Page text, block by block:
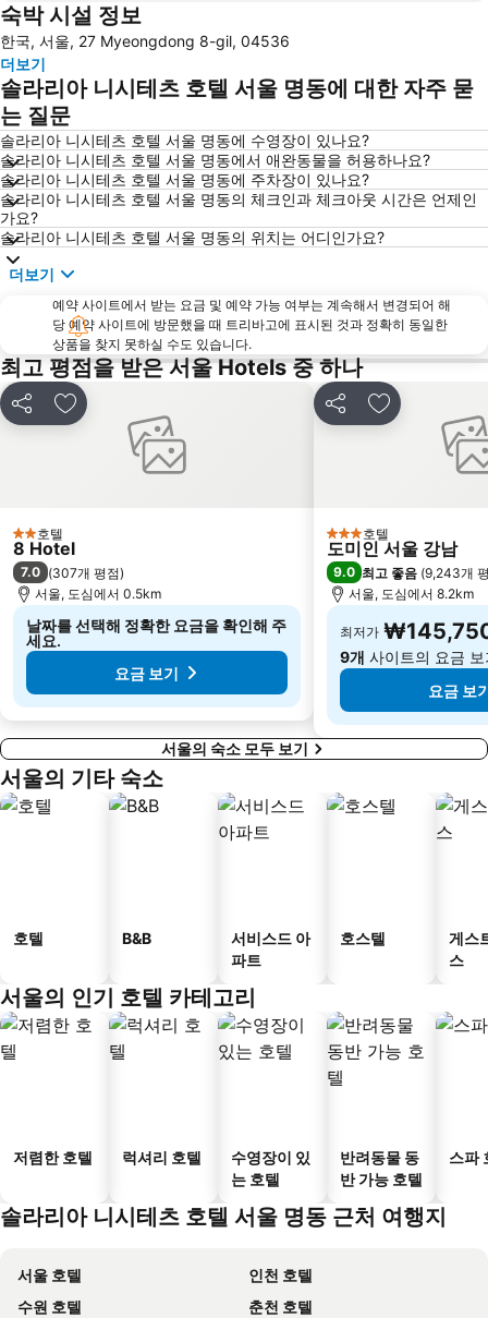
송도
잠실 야구경기장
롯데월드
월미도
마포구
영등포역
수원역
인사동
잠실종합운동장
서울대공원
용산
코엑스
광화문
라까사호텔 광명
송파구
Jongno
동대문시장
동대문시장
서초구
구로구
광진구
양양국제공항
을지로
중구
인천공항 환승역
김포국제공항
숙박 시설 정보
한국, 서울, 27 Myeongdong 8-gil, 04536
더보기
솔라리아 니시테츠 호텔 서울 명동에 대한 자주 묻
는 질문
솔라리아 니시테츠 호텔 서울 명동에 수영장이 있나요?
솔라리아 니시테츠 호텔 서울 명동에서 애완동물을 허용하나요?
솔라리아 니시테츠 호텔 서울 명동에 주차장이 있나요?
솔라리아 니시테츠 호텔 서울 명동의 체크인과 체크아웃 시간은 언제인
가요?
솔라리아 니시테츠 호텔 서울 명동의 위치는 어디인가요?
더보기
예약 사이트에서 받는 요금 및 예약 가능 여부는 계속해서 변경되어 해
당 예약 사이트에 방문했을 때 트리바고에 표시된 것과 정확히 동일한
상품을 찾지 못하실 수도 있습니다.
최고 평점을 받은 서울 Hotels 중 하나
공유 즐겨찾기에 추가
2 성급
호텔
8 Hotel
7.0 (307개 평점)
서울, 도심에서 0.5km
날짜를 선택해 정확한 요금을 확인해 주
세요.
요금 보기
공유 즐겨찾기에
3 성급호텔
도미인 서울 강남
9.0 최고 좋음 (9,243개
서울, 도심에서 8.2km
최저가
9개 사이트의 요금 보
요금 보
서울의 숙소 모두 보기
서울의 기타 숙소
호텔 B&B
서비스드 아
파트
호스텔
게스
스
서울의 인기 호텔 카테고리
저렴한 호텔 럭셔리 호텔
수영장이 있
는 호텔
반려동물 동
반 가능 호텔
스파
솔라리아 니시테츠 호텔 서울 명동 근처 여행지
서울 호텔
인천 호텔
수원 호텔
춘천 호텔